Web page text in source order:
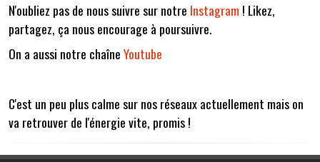
N'oubliez pas de nous suivre sur notre Instagram! Likez,
partagez, ça nous encourage à poursuivre.
On a aussi notre chaîneYoutube
C'est un peu plus calme sur nos réseaux actuellement mais on
va retrouver de l'énergie vite, promis !